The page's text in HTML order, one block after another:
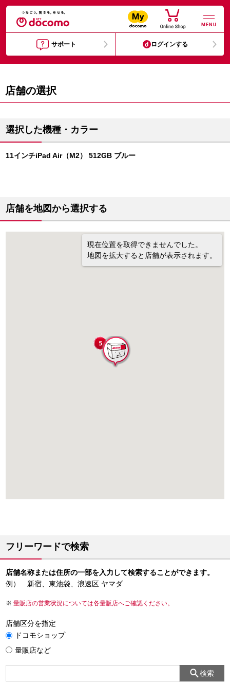
MENU
サポート ログインする
店舗の選択
選択した機種・カラー
11インチiPad Air（M2） 512GB ブルー
店舗を地図から選択する
現在位置を取得できませんでした。
地図を拡大すると店舗が表示されます。
フリーワードで検索
店舗名称または住所の一部を入力して検索することができます。
例） 新宿、東池袋、浪速区 ヤマダ
量販店の営業状況については各量販店へご確認ください。
店舗区分を指定
ドコモショップ
量販店など
検索